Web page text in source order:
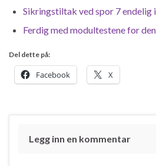
Sikringstiltak ved spor 7 endelig
Ferdig med modultestene for
Del dette på:
Facebook X
Legg inn en kommentar